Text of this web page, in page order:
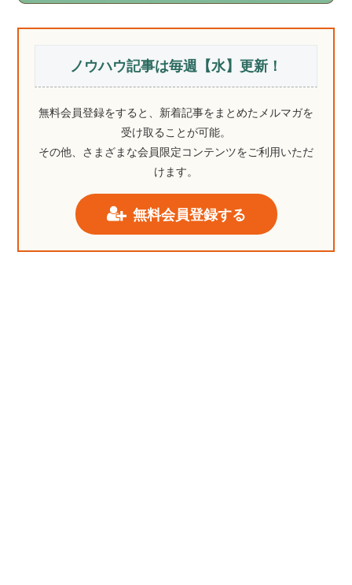
ノウハウ記事は毎週【水】更新！
無料会員登録をすると、新着記事をまとめたメルマガを
受け取ることが可能。
その他、さまざまな会員限定コンテンツをご利用いただ
けます。
無料会員登録する